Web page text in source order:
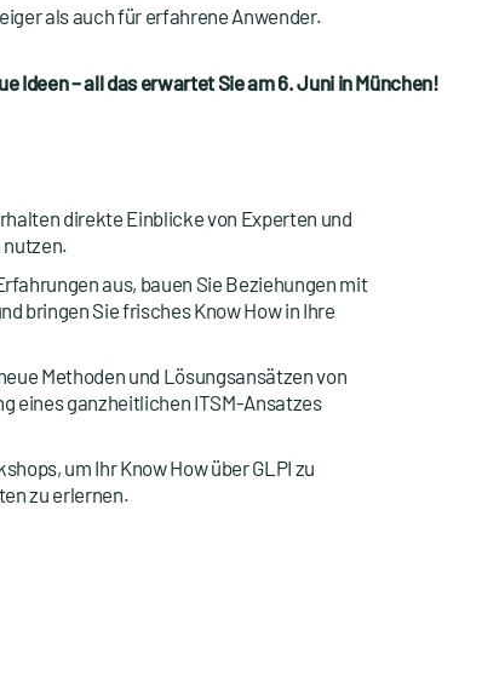
als auch für erfahrene Anwender.
Ideen – all das erwartet Sie am 6. Juni in München!
direkte Einblicke von Experten und
nutzen.
aus, bauen Sie Beziehungen mit
bringen Sie frisches Know How in Ihre
Methoden und Lösungsansätzen von
eines ganzheitlichen ITSM-Ansatzes
um Ihr Know How über GLPI zu
zu erlernen.